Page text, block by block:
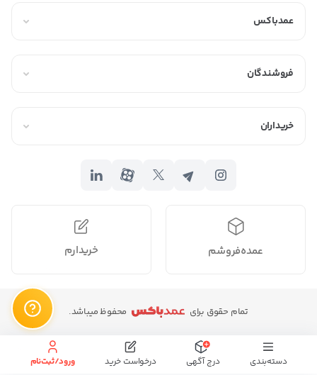
عمدباکس
فروشندگان
خریداران
عمده‌فروشم خریدارم
تمام حقوق برای محفوظ میباشد.
دسته‌بندی درج آگهی درخواست خرید ورود/ثبت‌نام